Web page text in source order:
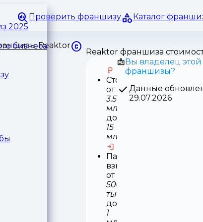
Проверить франшизу Каталог
2025
бизнеса
Reaktor франшиза
Стоимость
от
3.5
млн
до
15
млн
Паушальный
взнос
от
500
тыс
до
1
Вы владелец этой
франшизы?
Данные
29.07.2026